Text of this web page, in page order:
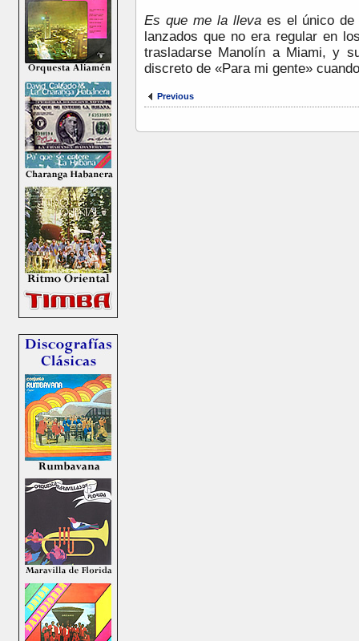
Es que me la llevaes el único de
lanzados que no era regular en
trasladarse Manolín a Miami, y
discreto de «Para mi gente»
Previous